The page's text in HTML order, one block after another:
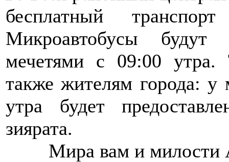
бесплатный
Микроавтобусы
мечетями с 09:00 утра.
также жителям города:
утра будет
зиярата.
Мира вам и милости